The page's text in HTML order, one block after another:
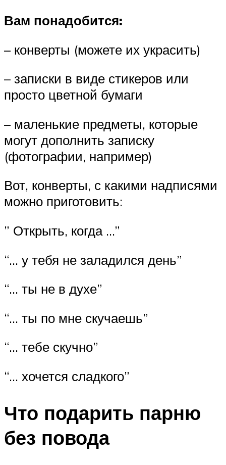
Вам понадобится:
– конверты (можете их украсить)
– записки в виде стикеров или
просто цветной бумаги
– маленькие предметы, которые
могут дополнить записку
(фотографии, например)
Вот, конверты, с какими надписями
можно приготовить:
” Открыть, когда …”
“… у тебя не заладился день”
“… ты не в духе”
“… ты по мне скучаешь”
“… тебе скучно”
“… хочется сладкого”
Что подарить парню
без повода